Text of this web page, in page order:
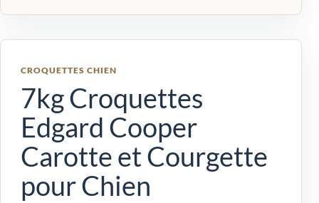
CROQUETTES CHIEN
7kg Croquettes
Edgard Cooper
Carotte et Courgette
pour Chien